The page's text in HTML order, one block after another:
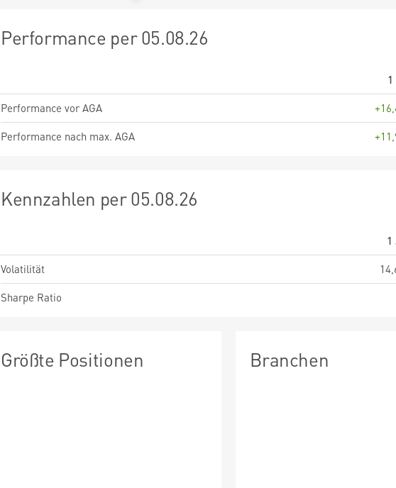
Performance per 05.08.26
Performance vor AGA
Performance nach max. AGA
Kennzahlen per 05.08.26
1
Volatilität
Sharpe Ratio
Größte Positionen Branchen